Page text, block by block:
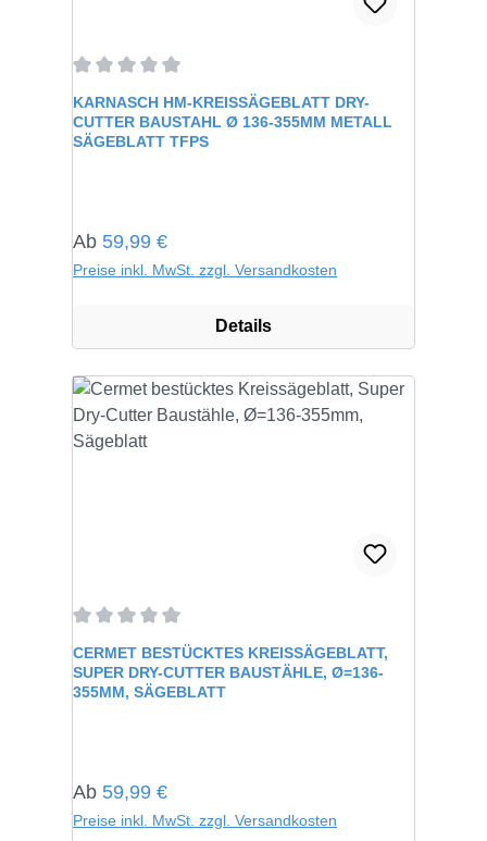
Durchschnittliche Bewertung von 0 von 5 Sternen
KARNASCH HM-KREISSÄGEBLATT DRY-
CUTTER BAUSTAHL Ø 136-355MM METALL
SÄGEBLATT TFPS
Regulärer Preis:
Ab 59,99 €
Preise inkl. MwSt. zzgl. Versandkosten
Details
Durchschnittliche Bewertung von 0 von 5 Sternen
CERMET BESTÜCKTES KREISSÄGEBLATT,
SUPER DRY-CUTTER BAUSTÄHLE, Ø=136-
355MM, SÄGEBLATT
Regulärer Preis:
Ab 59,99 €
Preise inkl. MwSt. zzgl. Versandkosten